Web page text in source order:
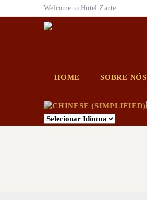
Welcome to Hotel Zante
HOME SOBRE NÓS